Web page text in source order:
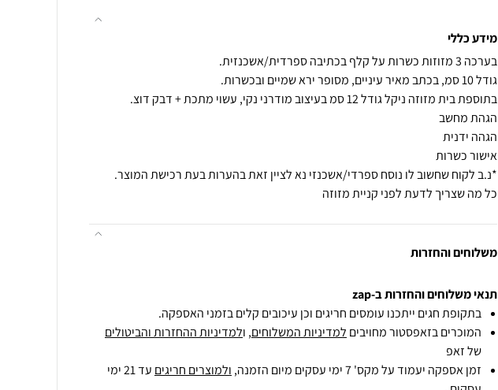
מידע כללי
כל מה שצריך לדעת לפני קניית מזוזה
משלוחים והחזרות
תנאי משלוחים והחזרות ב-zap
בתקופת חגים ייתכנו עומסים חריגים וכן עיכובים קלים בזמני האספקה.
המוכרים בזאפסטור מחויבים למדיניות המשלוחים, ולמדיניות ההחזרות והביטולים
של זאפ
זמן אספקה יעמוד על מקס' 7 ימי עסקים מיום הזמנה,
ולמוצרים חריגים
עד 21 ימי